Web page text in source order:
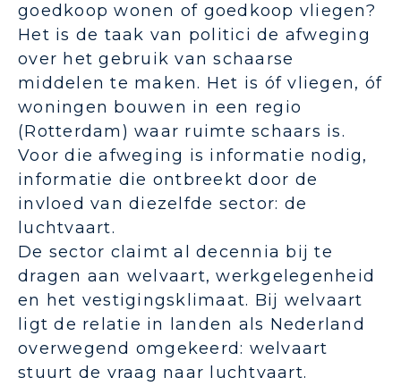
goedkoop wonen of goedkoop vliegen?
Het is de taak van politici de afweging
over het gebruik van schaarse
middelen te maken. Het is óf vliegen, óf
woningen bouwen in een regio
(Rotterdam) waar ruimte schaars is.
Voor die afweging is informatie nodig,
informatie die ontbreekt door de
invloed van diezelfde sector: de
luchtvaart.
De sector claimt al decennia bij te
dragen aan welvaart, werkgelegenheid
en het vestigingsklimaat. Bij welvaart
ligt de relatie in landen als Nederland
overwegend omgekeerd: welvaart
stuurt de vraag naar luchtvaart.